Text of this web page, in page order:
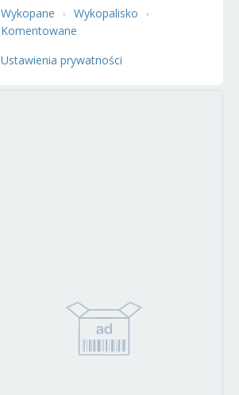
Wykopane
Wykopalisko
Komentowane
Ustawienia prywatności